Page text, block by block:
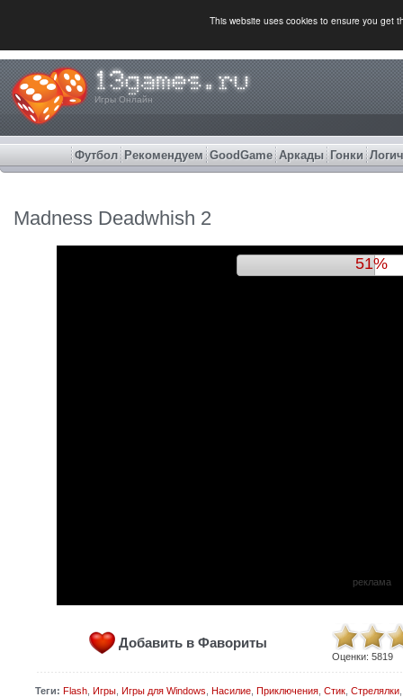
This website uses cookies to ensure you get
Игры Онлайн
Футбол Рекомендуем GoodGame Аркады Гонки
Madness Deadwhish 2
54%
реклама
Добавить в Фавориты
Оценки: 5819
Теги: Flash, Игры, Игры для Windows Насилие, Приключения, Стик, Стрелялки